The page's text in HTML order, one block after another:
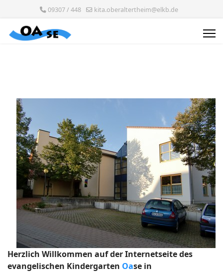
09307 / 448 kita.oberaltertheim@elkb.de
Herzlich Willkommen auf der Internetseite des
evangelischen Kindergarten Oase in